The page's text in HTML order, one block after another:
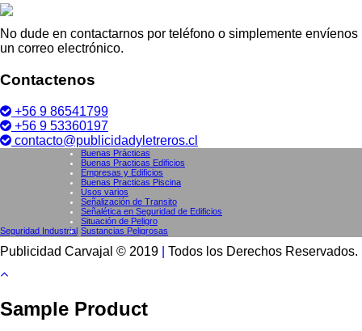
No dude en contactarnos por teléfono o simplemente envíenos
un correo electrónico.
Contactenos
+56 9 86541799
+56 9 53360197
contacto@publicidadyletreros.cl
Seguridad Industrial
Buenas Prácticas
Buenas Practicas Edificios
Empresas y Edificios
Buenas Practicas Piscina
Usos varios
Señalización de Transito
Señalética en Seguridad de Edificios
Situación de Peligro
Sustancias Peligrosas
Publicidad Carvajal © 2019 Todos los Derechos Reservados.
Sample Product